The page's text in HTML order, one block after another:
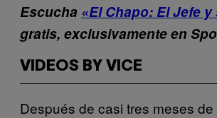
Escucha «El Chapo: El Jefe
gratis, exclusivamente en
VIDEOS BY VICE
Después de casi tres meses